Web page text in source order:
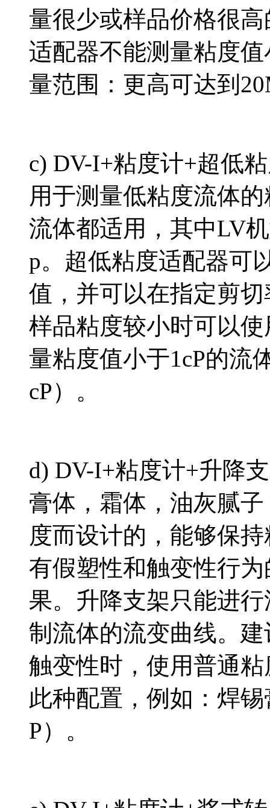
量很少或样品价格很
适配器不能测量粘度
量范围：更高可达到
c) DV-I+粘度计+超低
用于测量低粘度流体
流体都适用，其中LV
p。超低粘度适配器可
值，并可以在指定剪
样品粘度较小时可以
量粘度值小于1cP的流
cP）。
d) DV-I+粘度计+升降
膏体，霜体，油灰腻
度而设计的，能够保
有假塑性和触变性行
果。升降支架只能进
制流体的流变曲线。
触变性时，使用普通
此种配置，例如：焊
P）。